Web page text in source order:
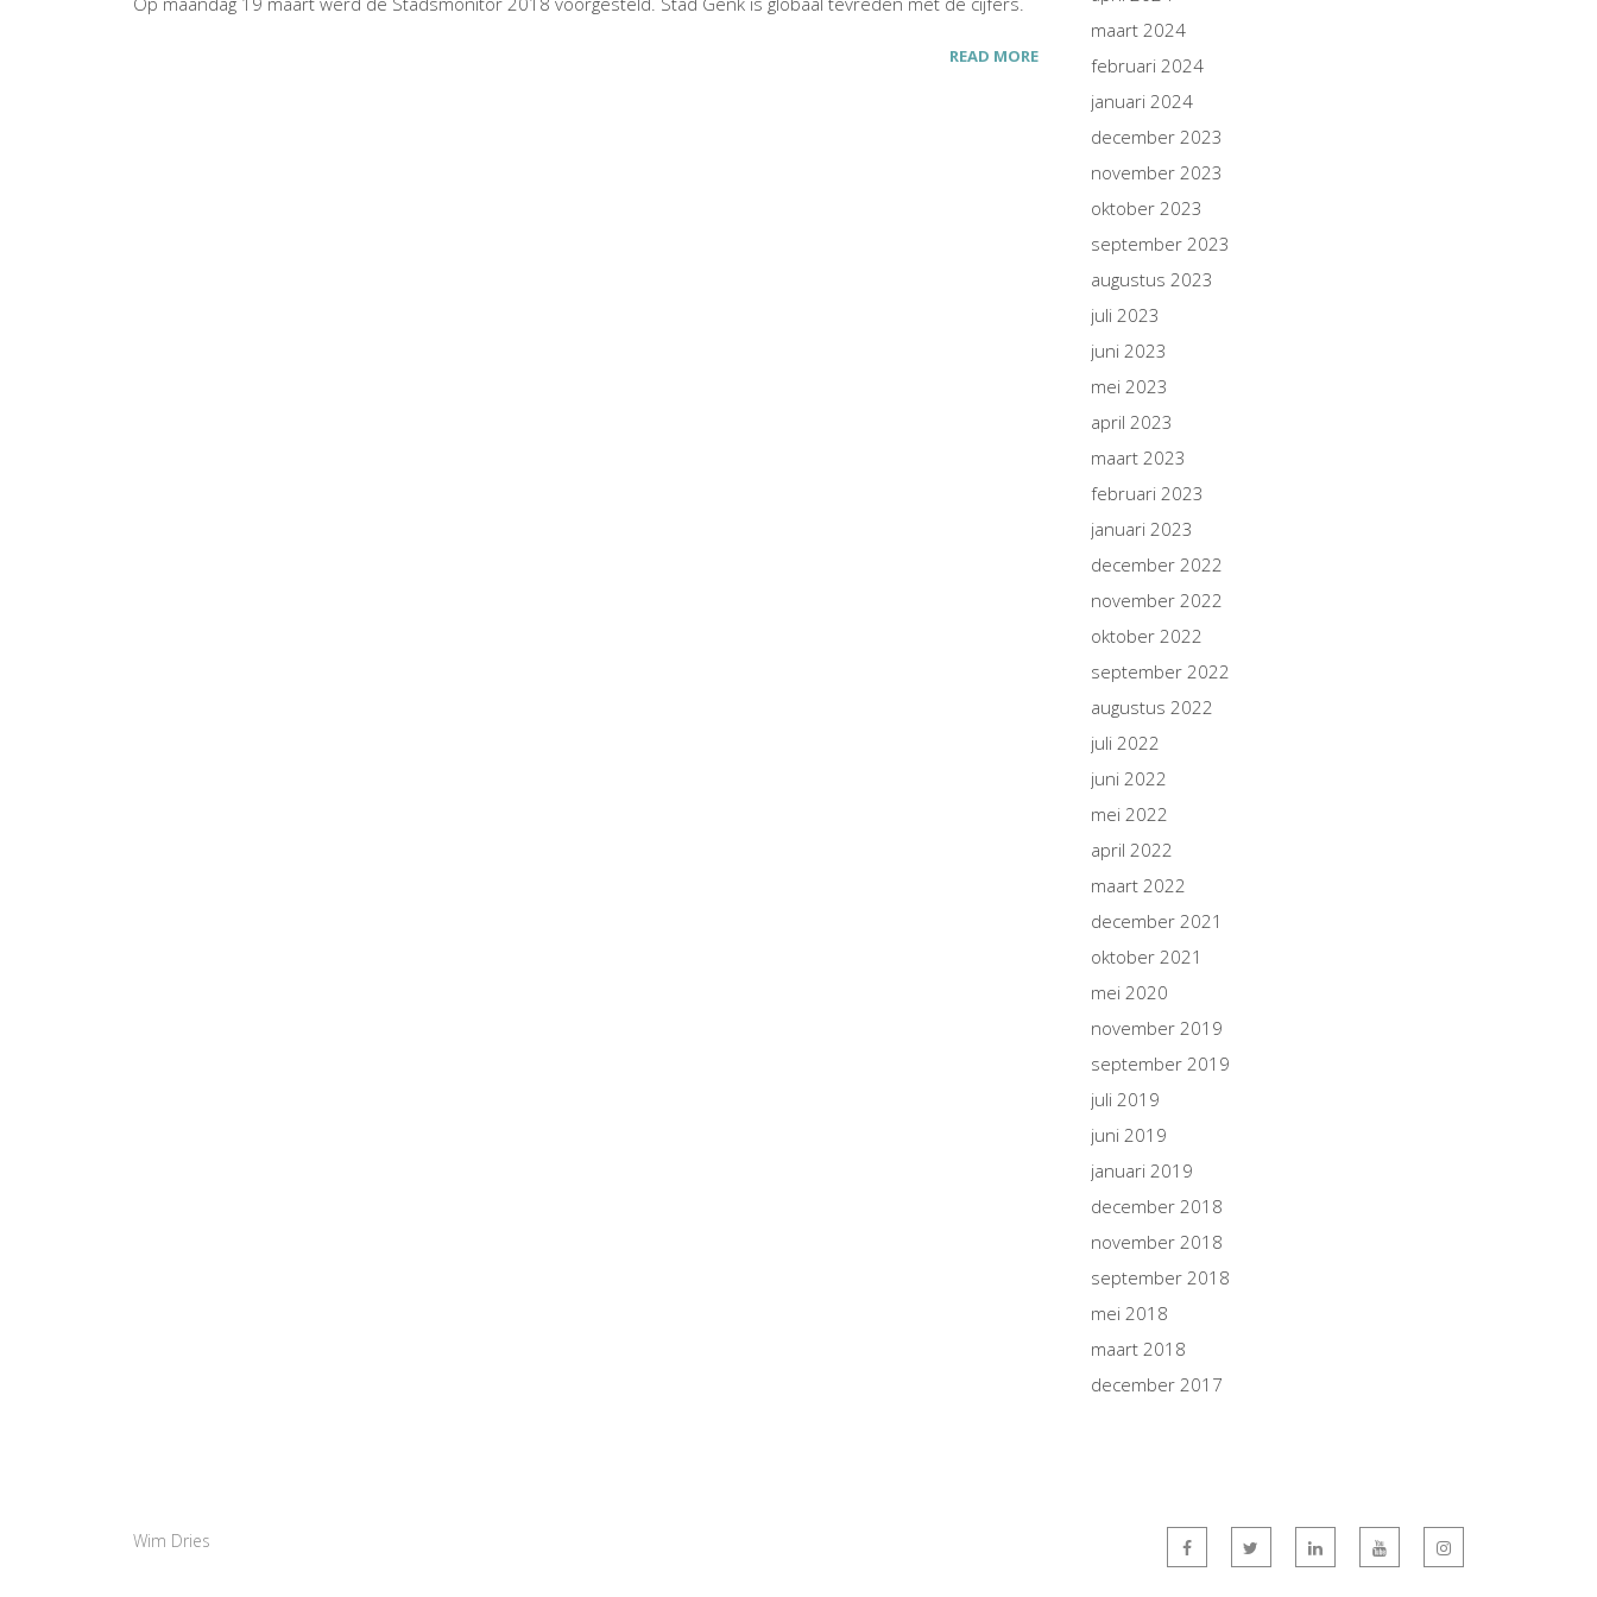
READ MORE
maart 2024
februari 2024
januari 2024
december 2023
november 2023
oktober 2023
september 2023
augustus 2023
juli 2023
juni 2023
mei 2023
april 2023
maart 2023
februari 2023
januari 2023
december 2022
november 2022
oktober 2022
september 2022
augustus 2022
juli 2022
juni 2022
mei 2022
april 2022
maart 2022
december 2021
oktober 2021
mei 2020
november 2019
september 2019
juli 2019
juni 2019
januari 2019
december 2018
november 2018
september 2018
mei 2018
maart 2018
december 2017
Wim Dries